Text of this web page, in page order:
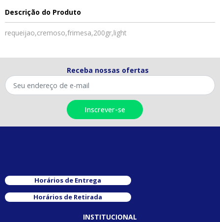
Descrição do Produto
requeijao,cremoso,frimesa,200gr,light
Receba nossas ofertas
Horários de Entrega
Horários de Retirada
INSTITUCIONAL